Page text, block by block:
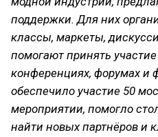
поддержки. Для них
классы, маркеты,
помогают принять
конференциях, форумах и
обеспечило участие 50
мероприятии, помогло
найти новых партнёров и